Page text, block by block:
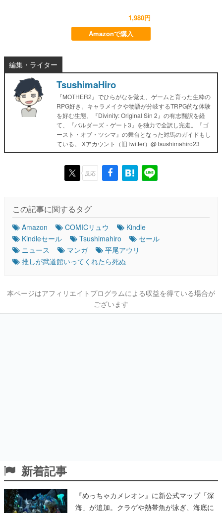
1,980円
Amazonで購入
編集・ライター
TsushimaHiro
『MOTHER2』でひらがなを覚え、ゲームと育った生粋の
RPG好き。キャラメイクや物語が分岐するTRPG的な体験
を好む生態。『Divinity: Original Sin 2』の有志翻訳を経
て、『バルダーズ・ゲート3』を独力で全訳し完走。『ゴ
ースト・オブ・ツシマ』の舞台となった対馬のガイドもし
ている。 Xアカウント（旧Twitter）@Tsushimahiro23
反応
この記事に関するタグ
Amazon COMICリュウ
Kindle
Kindleセール
Tsushimahiro
セール
ニュース
マンガ
平尾アウリ
推しが武道館いってくれたら死ぬ
本ページはアフィリエイトプログラムによる収益を得ている場合が
ございます
新着記事
『めっちゃカメレオン』に新公式マップ「深
海」が追加。クラゲや熱帯魚が泳ぎ、海底に